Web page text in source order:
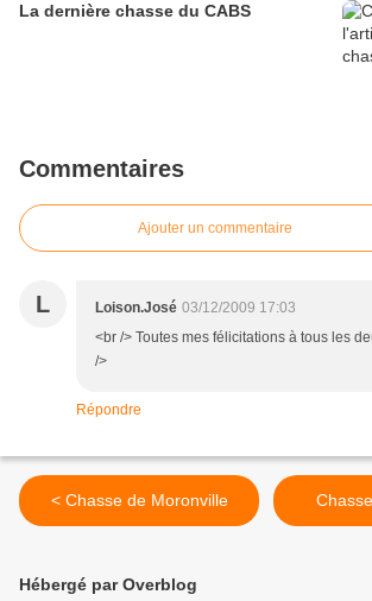
La dernière chasse du CABS
Commentaires
Ajouter un commentaire
L Loison.José 03/12/2009 17:03
<br /> Toutes mes félicitations à tous les
/>
Répondre
< Chasse de Moronville
Hébergé par Overblog